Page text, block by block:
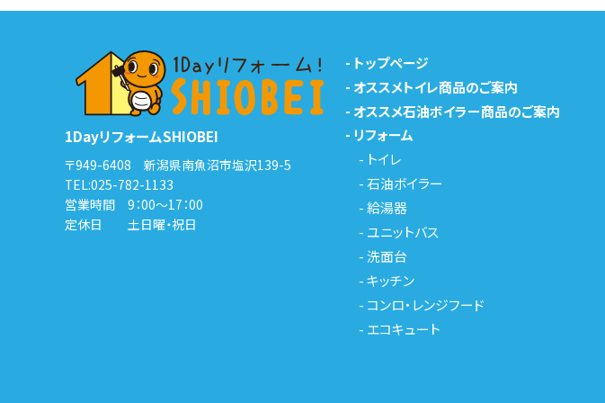
1DayリフォームSHIOBEI
〒949-6408 新潟県南魚沼市塩沢139-5
TEL:025-782-1133
営業時間 9：00～17：00
定休日 土日曜・祝日
- トップページ
- オススメトイレ商品のご案内
- オススメ石油ボイラー商品のご案内
- リフォーム
- トイレ
-石油ボイラー
-給湯器
- ユニットバス
-洗面台
-キッチン
- コンロ・レンジフード
- エコキュート